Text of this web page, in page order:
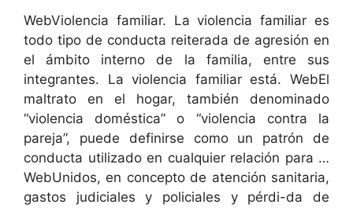
WebViolencia familiar. La violencia familiar es
todo tipo de conducta reiterada de agresión en
el ámbito interno de la familia, entre sus
integrantes. La violencia familiar está. WebEl
maltrato en el hogar, también denominado
“violencia doméstica” o “violencia contra la
pareja”, puede definirse como un patrón de
conducta utilizado en cualquier relación para …
WebUnidos, en concepto de atención sanitaria,
gastos judiciales y policiales y pérdi-da de